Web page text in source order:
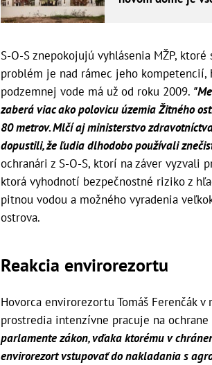
S-O-S znepokojujú vyhlásenia MŽP,
problém je nad rámec jeho
podzemnej vode má už od roku 2009.
zaberá viac ako polovicu územia Žitného
80 metrov. Mlčí aj ministerstvo
dopustili, že ľudia dlhodobo používali
ochranári z S-O-S, ktorí na záver vyzvali
ktorá vyhodnotí bezpečnostné riziko z
pitnou vodou a možného vyradenia
ostrova.
Reakcia envirorezortu
Hovorca envirorezortu Tomáš Ferenčák
prostredia intenzívne pracuje na ochrane
parlamente zákon, vďaka ktorému v
envirorezort vstupovať do nakladania s